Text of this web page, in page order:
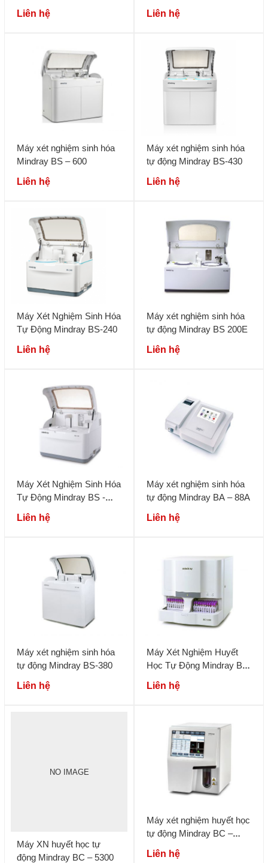
Liên hệ Liên hệ
Máy xét nghiệm sinh hóa
Mindray BS – 600
Liên hệ
Máy xét nghiệm sinh hóa
tự động Mindray BS-430
Liên hệ
Máy Xét Nghiệm Sinh Hóa
Tự Động Mindray BS-240
Liên hệ
Máy xét nghiệm sinh hóa
tự động Mindray BS 200E
Liên hệ
Máy Xét Nghiệm Sinh Hóa
Tự Động Mindray BS -
Liên hệ
Máy xét nghiệm sinh hóa
tự động Mindray BA – 88A
Liên hệ
Máy xét nghiệm sinh hóa
tự động Mindray BS-380
Liên hệ
Máy Xét Nghiệm Huyết
Học Tự Động Mindray BC
Liên hệ
NO IMAGE
Máy XN huyết học tự
động Mindray BC – 5300
Máy xét nghiệm huyết học
tự động Mindray BC –
Liên hệ